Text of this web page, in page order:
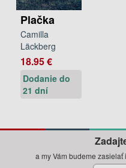
Plačka
Camilla
Läckberg
18.95 €
Dodanie do
21 dní
a my Vám budeme